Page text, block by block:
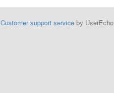
Customer support serviceby UserEcho